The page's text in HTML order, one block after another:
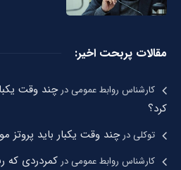
مقالات پربحت اخیر:
کارشناس روابط عمومیدرچند وقت
کرد؟
توکلیدرچند وقت یکبار باید پروتز
کارشناس روابط عمومیدر کمردردی